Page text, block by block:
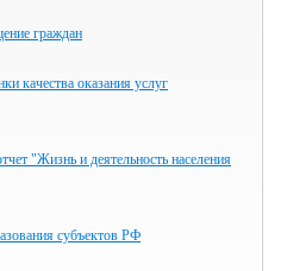
граждан
качества оказания услуг
"Жизнь и деятельность населения
субъектов РФ